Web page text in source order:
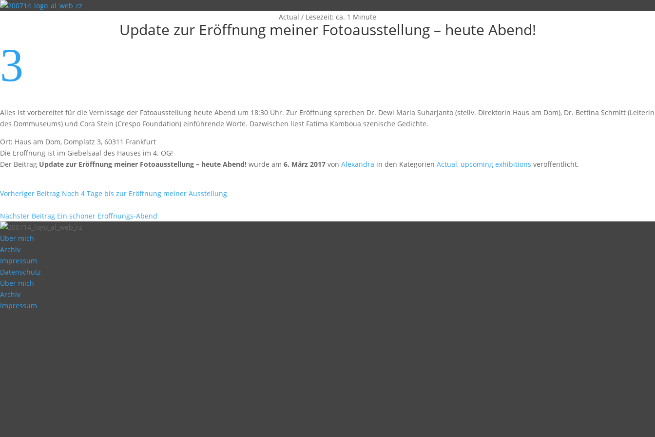
Actual / Lesezeit: ca. 1 Minute
Update zur Eröffnung meiner Fotoausstellung – heute Abend!
3
Alles ist vorbereitet für die Vernissage der Fotoausstellung heute Abend um 18:30 Uhr. Zur Eröffnung sprechen Dr. Dewi Maria Suharjanto (stellv. Direktorin Haus am Dom), Dr. Bettina Schmitt (Leiterin
des Dommuseums) und Cora Stein (Crespo Foundation) einführende Worte. Dazwischen liest Fatima Kamboua szenische Gedichte.
Ort: Haus am Dom, Domplatz 3, 60311 Frankfurt
Die Eröffnung ist im Giebelsaal des Hauses im 4. OG!
Der Beitrag Update zur Eröffnung meiner Fotoausstellung – heute Abend! wurde am 6. März 2017 von Alexandra in den Kategorien Actual, upcoming exhibitions veröffentlicht.
Vorheriger Beitrag Noch 4 Tage bis zur Eröffnung meiner Ausstellung
Nächster Beitrag Ein schöner Eröffnungs-Abend
Über mich
Archiv
Impressum
Datenschutz
Über mich
Archiv
Impressum